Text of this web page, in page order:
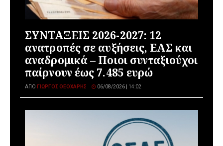
ΣΥΝΤΑΞΕΙΣ 2026-2027: 12
ανατροπές σε αυξήσεις, ΕΑΣ και
αναδρομικά – Ποιοι συνταξιούχοι
παίρνουν έως 7.485 ευρώ
ΑΠΌ ΓΙΏΡΓΟΣ ΘΕΟΧΆΡΗΣ 06/08/2026 | 14:02